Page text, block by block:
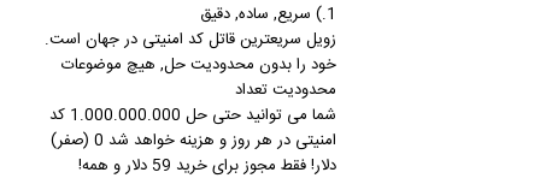
1.) سریع, ساده, دقیق
زویل سریعترین قاتل کد امنیتی در جهان است.
خود را بدون محدودیت حل, هیچ موضوعات
محدودیت تعداد
شما می توانید حتی حل 1.000.000.000 کد
امنیتی در هر روز و هزینه خواهد شد 0 (صفر)
دلار! فقط مجوز برای خرید 59 دلار و همه!